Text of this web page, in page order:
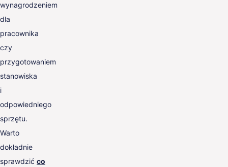
wynagrodzeniem
dla
pracownika
czy
przygotowaniem
stanowiska
i
odpowiedniego
sprzętu.
Warto
dokładnie
sprawdzić co